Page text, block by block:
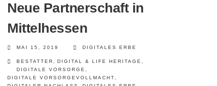
Neue Partnerschaft in
Mittelhessen
MAI 15, 2019 DIGITALES ERBE
BESTATTER DIGITAL & LIFE HERITAGE
DIGITALE VORSORGE
DIGITALE VORSORGEVOLLMACHT